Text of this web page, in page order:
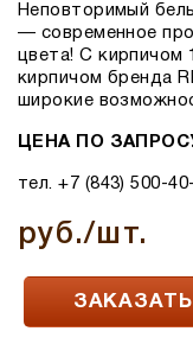
Неповторимый
— современное
цвета! С кирпичом
кирпичом бренда
широкие
ЦЕНА ПО
тел. +7 (843) 500-
руб./шт.
ЗАКАЗАТЬ